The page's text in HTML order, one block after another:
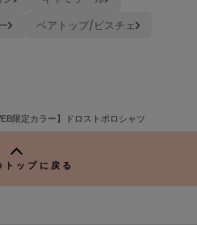
ベアトップ/ビスチェ
限定カラー】ドロストポロシャツ
トップに戻る